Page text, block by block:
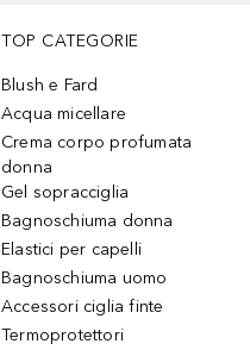
TOP CATEGORIE
Blush e Fard
Acqua micellare
Crema corpo profumata
donna
Gel sopracciglia
Bagnoschiuma donna
Elastici per capelli
Bagnoschiuma uomo
Accessori ciglia finte
Termoprotettori